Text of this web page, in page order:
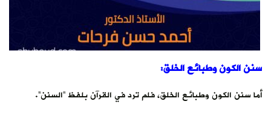
سنن الكون وطبائع الخلق:
أما سنن الكون وطبائع الخلق، فلم ترد في القرآن بلفظ “السنن”.